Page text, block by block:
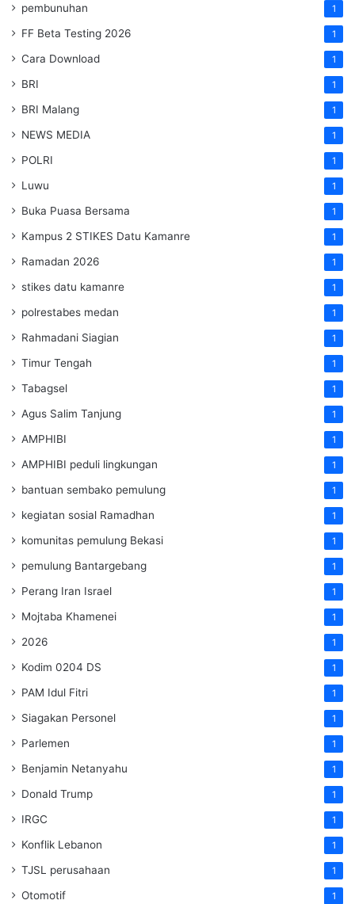
pembunuhan 1
FF Beta Testing 2026 1
Cara Download 1
BRI 1
BRI Malang 1
NEWS MEDIA 1
POLRI 1
Luwu 1
Buka Puasa Bersama 1
Kampus 2 STIKES Datu Kamanre 1
Ramadan 2026 1
stikes datu kamanre 1
polrestabes medan 1
Rahmadani Siagian 1
Timur Tengah 1
Tabagsel 1
Agus Salim Tanjung 1
AMPHIBI 1
AMPHIBI peduli lingkungan 1
bantuan sembako pemulung 1
kegiatan sosial Ramadhan 1
komunitas pemulung Bekasi 1
pemulung Bantargebang 1
Perang Iran Israel 1
Mojtaba Khamenei 1
2026 1
Kodim 0204 DS 1
PAM Idul Fitri 1
Siagakan Personel 1
Parlemen 1
Benjamin Netanyahu 1
Donald Trump 1
IRGC 1
Konflik Lebanon 1
TJSL perusahaan 1
Otomotif 1